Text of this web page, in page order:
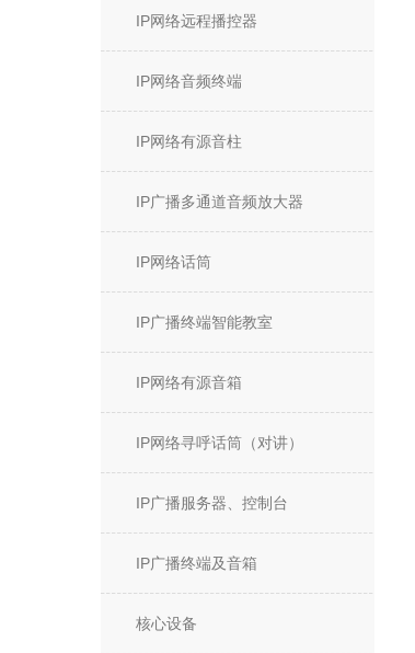
IP网络远程播控器
IP网络音频终端
IP网络有源音柱
IP广播多通道音频放大器
IP网络话筒
IP广播终端智能教室
IP网络有源音箱
IP网络寻呼话筒（对讲）
IP广播服务器、控制台
IP广播终端及音箱
核心设备